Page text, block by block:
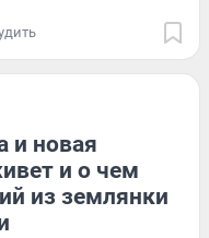
и новая
и о чем
из землянки